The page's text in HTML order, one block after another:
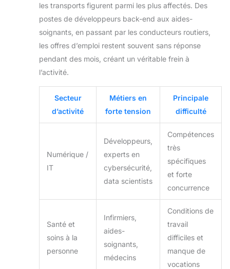
les transports figurent parmi les plus affectés. Des
postes de développeurs back-end aux aides-
soignants, en passant par les conducteurs routiers,
les offres d’emploi restent souvent sans réponse
pendant des mois, créant un véritable frein à
l’activité.
Secteur
d’activité
Métiers en
forte tension
Principale
difficulté
Numérique /
IT
Développeurs,
experts en
cybersécurité,
data scientists
Compétences
très
spécifiques
et forte
concurrence
Santé et
soins à la
personne
Infirmiers,
aides-
soignants,
médecins
Conditions de
travail
difficiles et
manque de
vocations